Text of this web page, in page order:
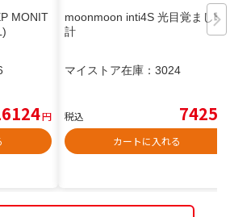
MONIT
円
moonmoon inti4S 光目覚まし時
計
マイストア在庫： 3024
税込 7425
カートに入れる